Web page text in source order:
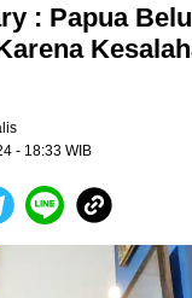
: Papua
- 18:33 WIB